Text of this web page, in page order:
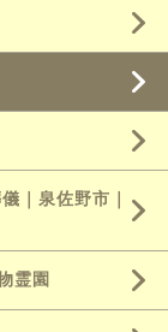
｜泉佐野市｜
霊園